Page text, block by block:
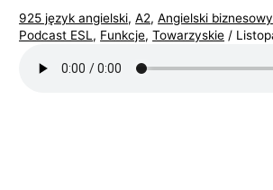
925 język angielski,A2,Angielski biznesowy
Podcast ESL , Funkcje,Towarzyskie /
n
g